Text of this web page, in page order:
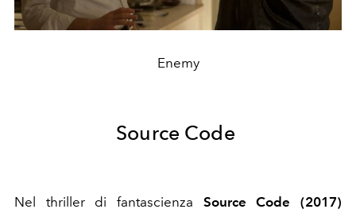
Enemy
Source Code
Nel thriller di fantascienza Source Code (2017)